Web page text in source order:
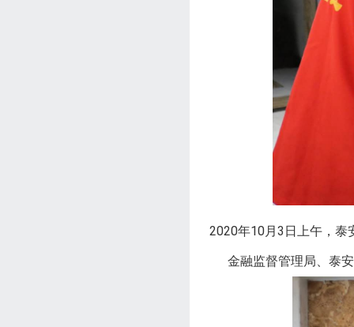
2020年10月3日上午，泰
金融监督管理局、泰